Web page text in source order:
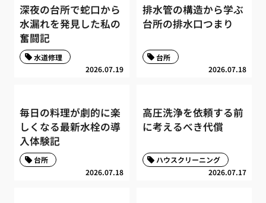
深夜の台所で蛇口から
水漏れを発見した私の
奮闘記
2026.07.19
水道修理
排水管の構造から学ぶ
台所の排水口つまり
2026.07.18
台所
毎日の料理が劇的に楽
しくなる最新水栓の導
入体験記
2026.07.18
台所
高圧洗浄を依頼する前
に考えるべき代償
2026.07.17
ハウスクリーニング